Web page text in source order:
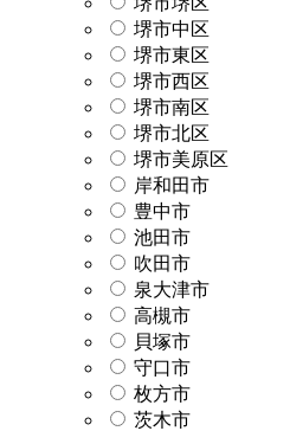
堺市中区
堺市東区
堺市西区
堺市南区
堺市北区
堺市美原区
岸和田市
豊中市
池田市
吹田市
泉大津市
高槻市
貝塚市
守口市
枚方市
茨木市